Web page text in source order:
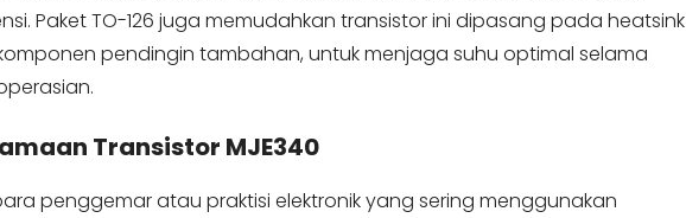
Paket TO-126 juga memudahkan transistor ini dipasang pada heatsink
pendingin tambahan, untuk menjaga suhu optimal selama
Transistor MJE340
penggemar atau praktisi elektronik yang sering menggunakan